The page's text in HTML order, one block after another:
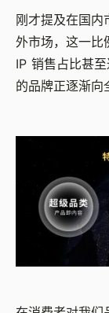
刚才提及在国
外市场，这一比
IP 销售占比甚
的品牌正逐渐向